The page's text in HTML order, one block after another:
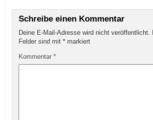
Schreibe einen Kommentar
Deine E-Mail-Adresse wird nicht veröffentlicht.
Felder sind mit *markiert
Kommentar *